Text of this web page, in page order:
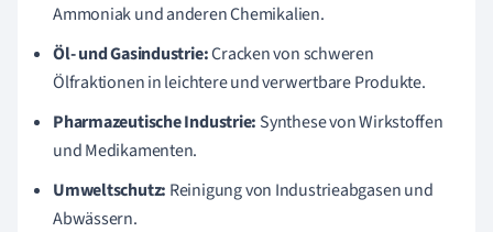
Ammoniak und anderen Chemikalien.
Öl- und Gasindustrie:Cracken von schweren
Ölfraktionen in leichtere und verwertbare Produkte.
Pharmazeutische Industrie: Synthese von Wirkstoffen
und Medikamenten.
Umweltschutz: Reinigung von Industrieabgasen und
Abwässern.